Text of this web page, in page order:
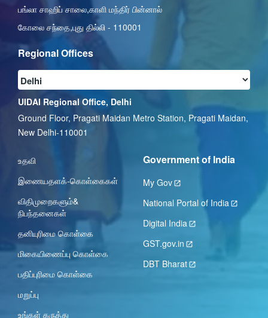
பங்லா சாஹிப் சாலை,காளி மந்திர் பின்னால்
கோலை சந்தை,புது தில்லி - 110001
Regional Offices
UIDAI Regional Office, Delhi
Ground Floor, Pragati Maidan Metro Station, Pragati Maidan,
New Delhi-110001
உதவி
இணையதளக்-கொள்கைகள்
விதிமுறைகளும்&
நிபந்தனைகள்
தனியுரிமை கொள்கை
மிகையிணைப்பு கொள்கை
பதிப்புரிமை கொள்கை
மறுப்பு
உங்கள் கருத்து
Government of India
My Gov
National Portal of India
Digital India
GST.gov.in
DBT Bharat